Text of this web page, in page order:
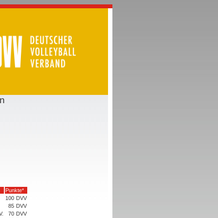
Punkte*
100 DVV
85 DVV
70 DVV